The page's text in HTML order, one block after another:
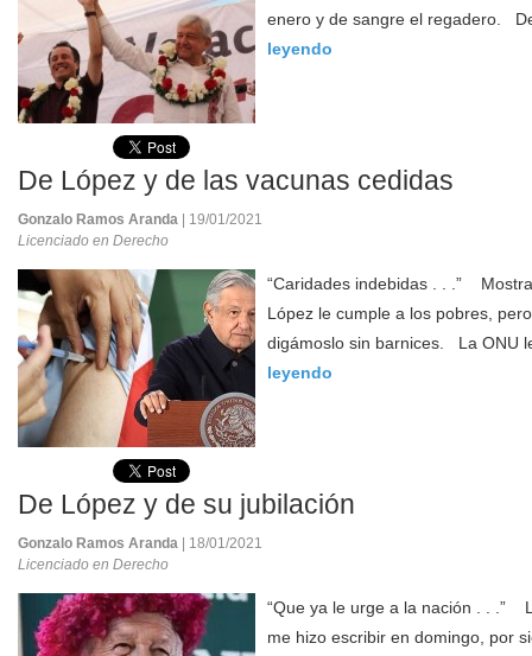
enero y de sangre el regadero.
leyendo
De López y de las vacunas cedidas
Gonzalo Ramos Aranda
| 19/01/2021
Licenciado en Derecho
“Caridades indebidas . . .”
López le cumple a los pobres,
digámoslo sin barnices. La ONU
leyendo
De López y de su jubilación
Gonzalo Ramos Aranda
| 18/01/2021
Licenciado en Derecho
“Que ya le urge a la nación . . .”
me hizo escribir en domingo, por